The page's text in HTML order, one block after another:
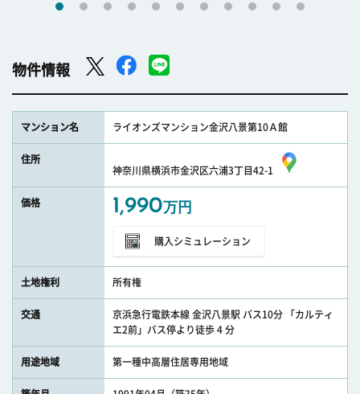
物件情報
マンション名 ライオンズマンション金沢八景第10Ａ館
住所
神奈川県横浜市金沢区六浦3丁目42-1
価格 1,990万円
購入シミュレーション
土地権利 所有権
交通
京浜急行電鉄本線 金沢八景駅 バス10分 「カルティ
エ2前」バス停より徒歩 4 分
用途地域 第一種中高層住居専用地域